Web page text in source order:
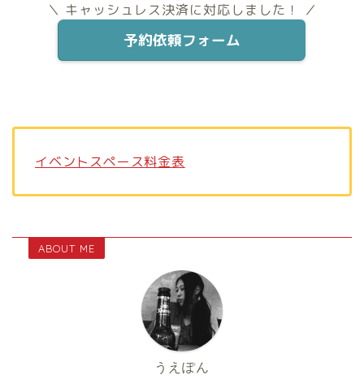
＼ キャッシュレス決済に対応しました！ ／
予約依頼フォーム
イベントスペース料金表
ABOUT ME
うえぽん